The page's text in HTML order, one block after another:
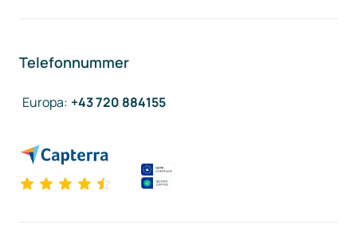
Telefonnummer
Europa: +43 720 884155